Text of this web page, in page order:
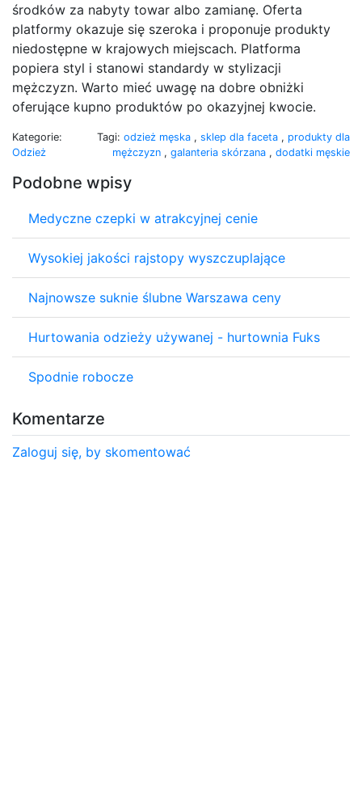
środków za nabyty towar albo zamianę. Oferta
platformy okazuje się szeroka i proponuje produkty
niedostępne w krajowych miejscach. Platforma
popiera styl i stanowi standardy w stylizacji
mężczyzn. Warto mieć uwagę na dobre obniżki
oferujące kupno produktów po okazyjnej kwocie.
Kategorie:
Odzież
Tagi: odzież męska , sklep dla faceta , produkty dla
mężczyzn , galanteria skórzana , dodatki męskie
Podobne wpisy
Medyczne czepki w atrakcyjnej cenie
Wysokiej jakości rajstopy wyszczuplające
Najnowsze suknie ślubne Warszawa ceny
Hurtowania odzieży używanej - hurtownia Fuks
Spodnie robocze
Komentarze
Zaloguj się, by skomentować